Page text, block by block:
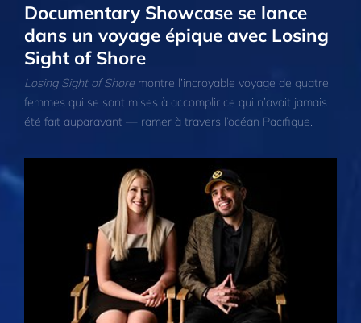
Documentary Showcase se lance
dans un voyage épique avec Losing
Sight of Shore
Losing Sight of Shore montre l’incroyable voyage de quatre
femmes qui se sont mises à accomplir ce qui n’avait jamais
été fait auparavant — ramer à travers l’océan Pacifique.